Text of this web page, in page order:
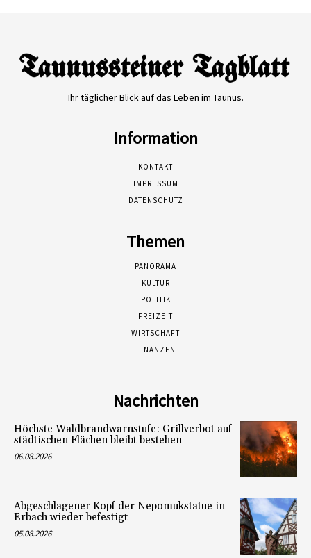
Ihr täglicher Blick auf das Leben im Taunus.
Information
KONTAKT
IMPRESSUM
DATENSCHUTZ
Themen
PANORAMA
KULTUR
POLITIK
FREIZEIT
WIRTSCHAFT
FINANZEN
Nachrichten
Höchste Waldbrandwarnstufe: Grillverbot auf
städtischen Flächen bleibt bestehen
06.08.2026
Abgeschlagener Kopf der Nepomukstatue in
Erbach wieder befestigt
05.08.2026